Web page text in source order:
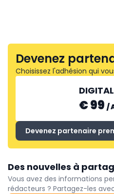
Devenez
Choisissez l'adhésion qui
€ 99 /
Devenez partenaire
Des nouvelles à
Vous avez des informations
rédacteurs ? Partagez-les